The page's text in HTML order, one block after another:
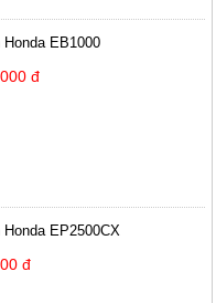
EB1000
đ
EP2500CX
đ